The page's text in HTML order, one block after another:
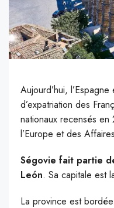
Aujourd’hui,
d’expatriation des
nationaux recensés
l’Europe et des
Ségovie fait partie
León. Sa capitale est
La province est